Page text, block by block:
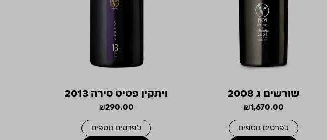
שורשים ג 2008
₪1,670.00
לפרטים נוספים
ויתקין פטיט סירה 2013
₪290.00
לפרטים נוספים